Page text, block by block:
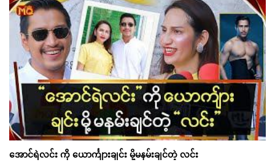
အောင်ရဲလင်း ကို ယောင်္ကျားချင်း မို့မနမ်းချင်တဲ့ လင်း